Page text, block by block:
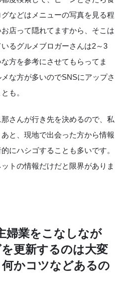
などはメニューの写真を見る程
店って隠れてますから、そこは
るグルメブロガーさんは2～3
方を参考にさせてもらってま
な方が多いのでSNSにアップさ
も。
さんが行き先を決めるので、私
と、現地で出会った方から情報
にハシゴすることも多いです。
トの情報だけだと限界がありま
婦業をこなしなが
更新するのは大変
かコツなどあるの